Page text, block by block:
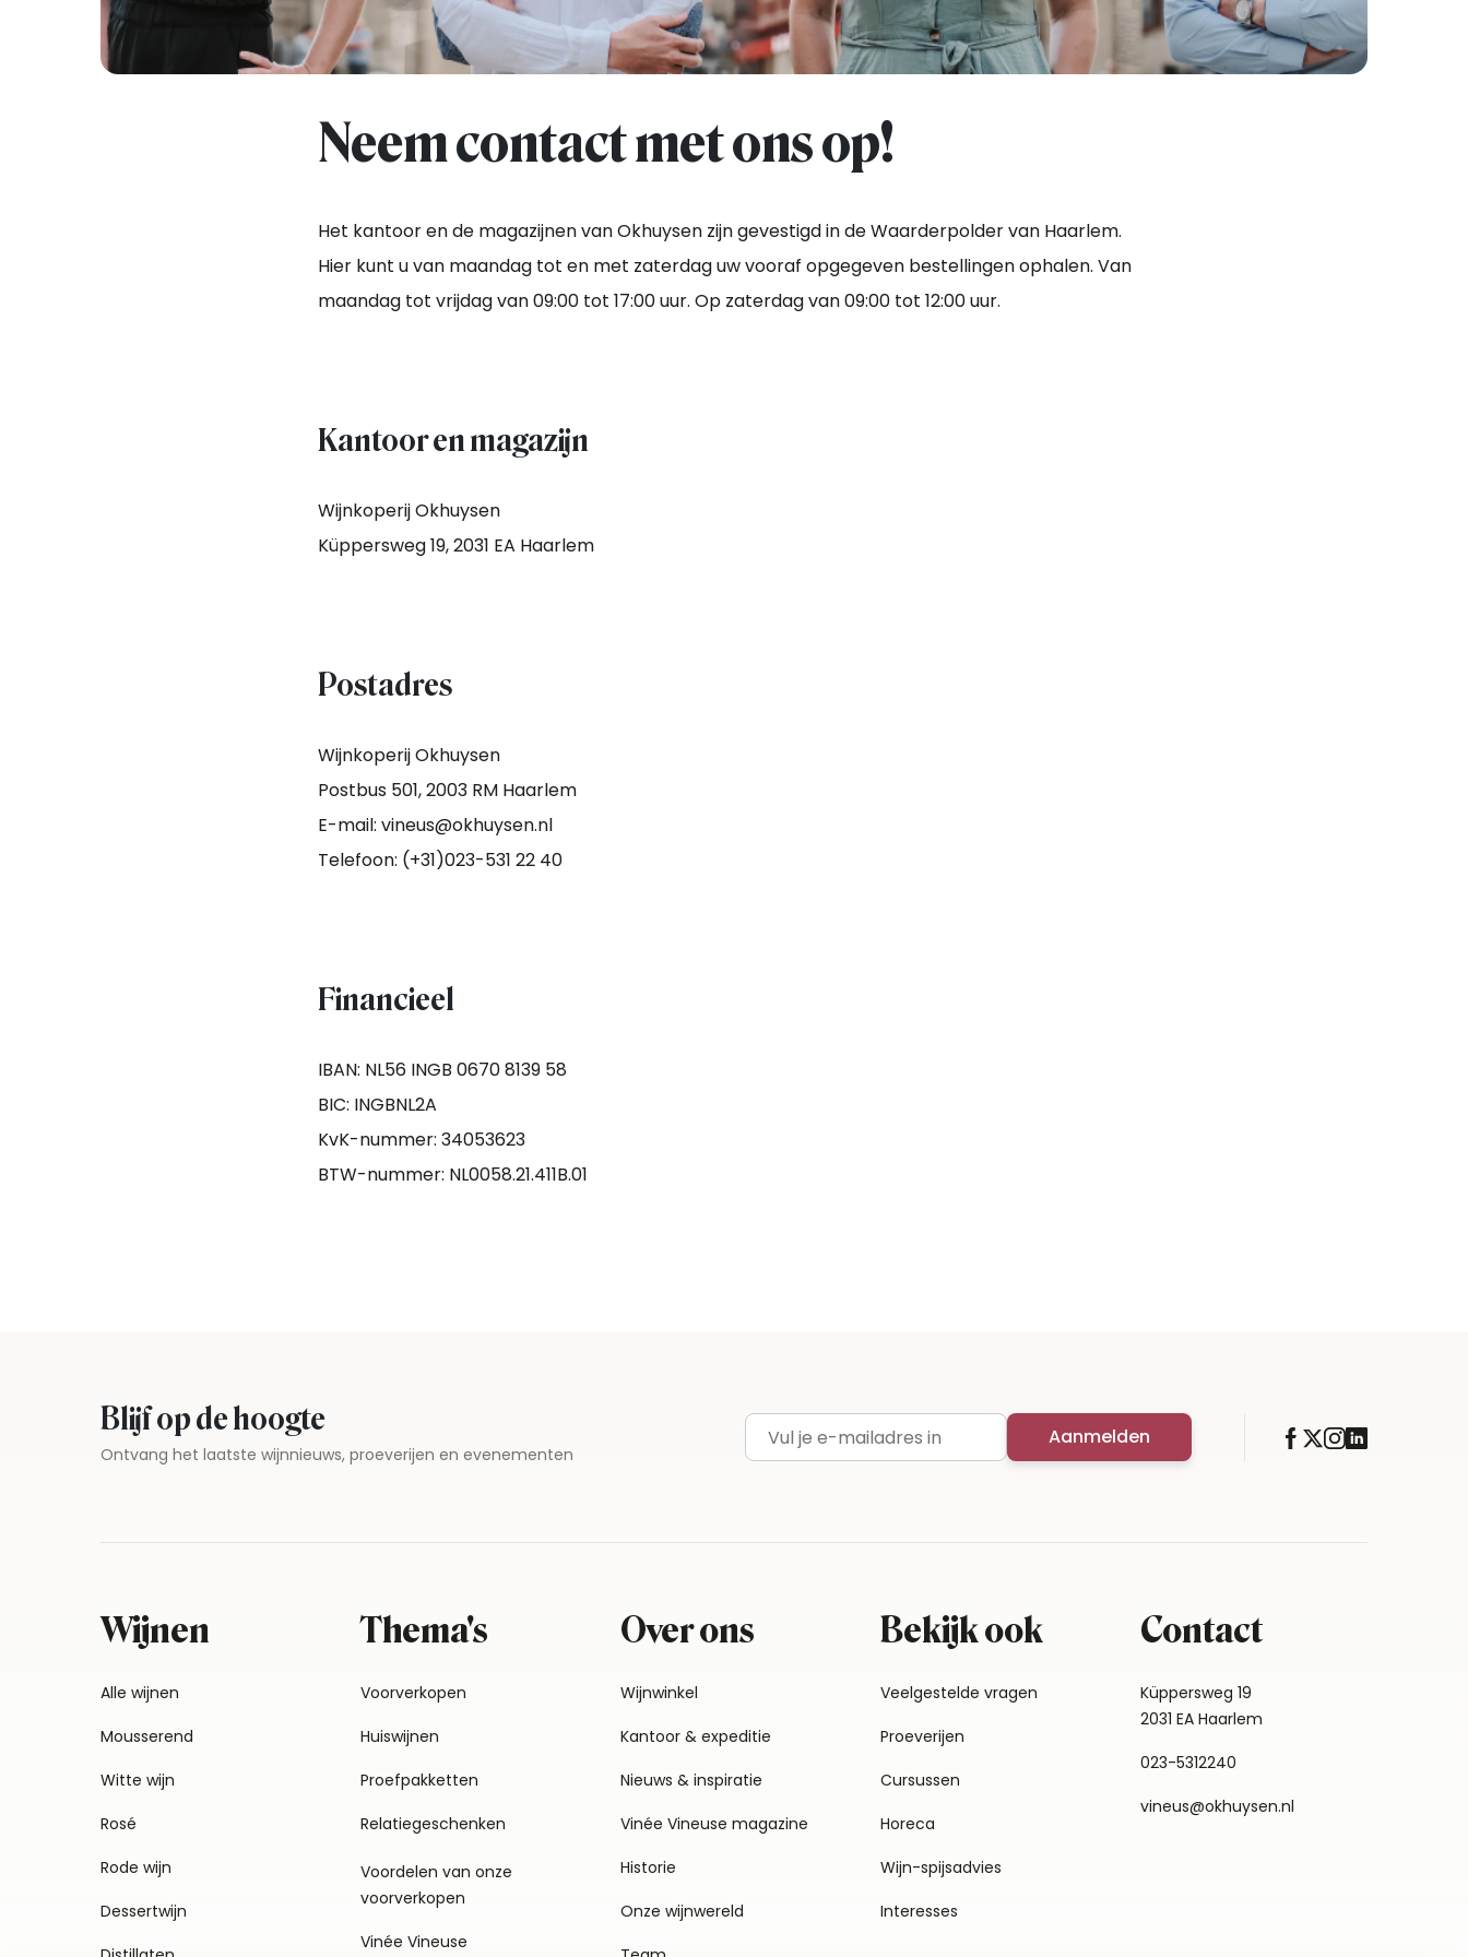
Neem contact met ons op!
Het kantoor en de magazijnen van Okhuysen zijn gevestigd in de Waarderpolder van Haarlem.
Hier kunt u van maandag tot en met zaterdag uw vooraf opgegeven bestellingen ophalen. Van
maandag tot vrijdag van 09:00 tot 17:00 uur. Op zaterdag van 09:00 tot 12:00 uur.
Kantoor en magazijn
Wijnkoperij Okhuysen
Küppersweg 19, 2031 EA Haarlem
Postadres
Wijnkoperij Okhuysen
Postbus 501, 2003 RM Haarlem
E-mail: vineus@okhuysen.nl
Telefoon: (+31)023-531 22 40
Financieel
IBAN: NL56 INGB 0670 8139 58
BIC: INGBNL2A
KvK-nummer: 34053623
BTW-nummer: NL0058.21.411B.01
Blijf op de hoogte
Ontvang het laatste wijnnieuws, proeverijen en evenementen E-mailadres Aanmelden
Wijnen
Alle wijnen
Mousserend
Witte wijn
Rosé
Rode wijn
Dessertwijn
Thema's
Voorverkopen
Huiswijnen
Proefpakketten
Relatiegeschenken
Voordelen van onze
voorverkopen
Vinée Vineuse
Over ons
Wijnwinkel
Kantoor & expeditie
Nieuws & inspiratie
Vinée Vineuse magazine
Historie
Onze wijnwereld
Bekijk ook
Veelgestelde vragen
Proeverijen
Cursussen
Horeca
Wijn-spijsadvies
Interesses
Contact
Küppersweg 19
2031 EA Haarlem
023-5312240
vineus@okhuysen.nl